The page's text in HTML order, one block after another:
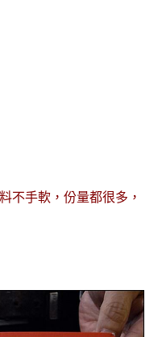
不手軟，份量都很多，